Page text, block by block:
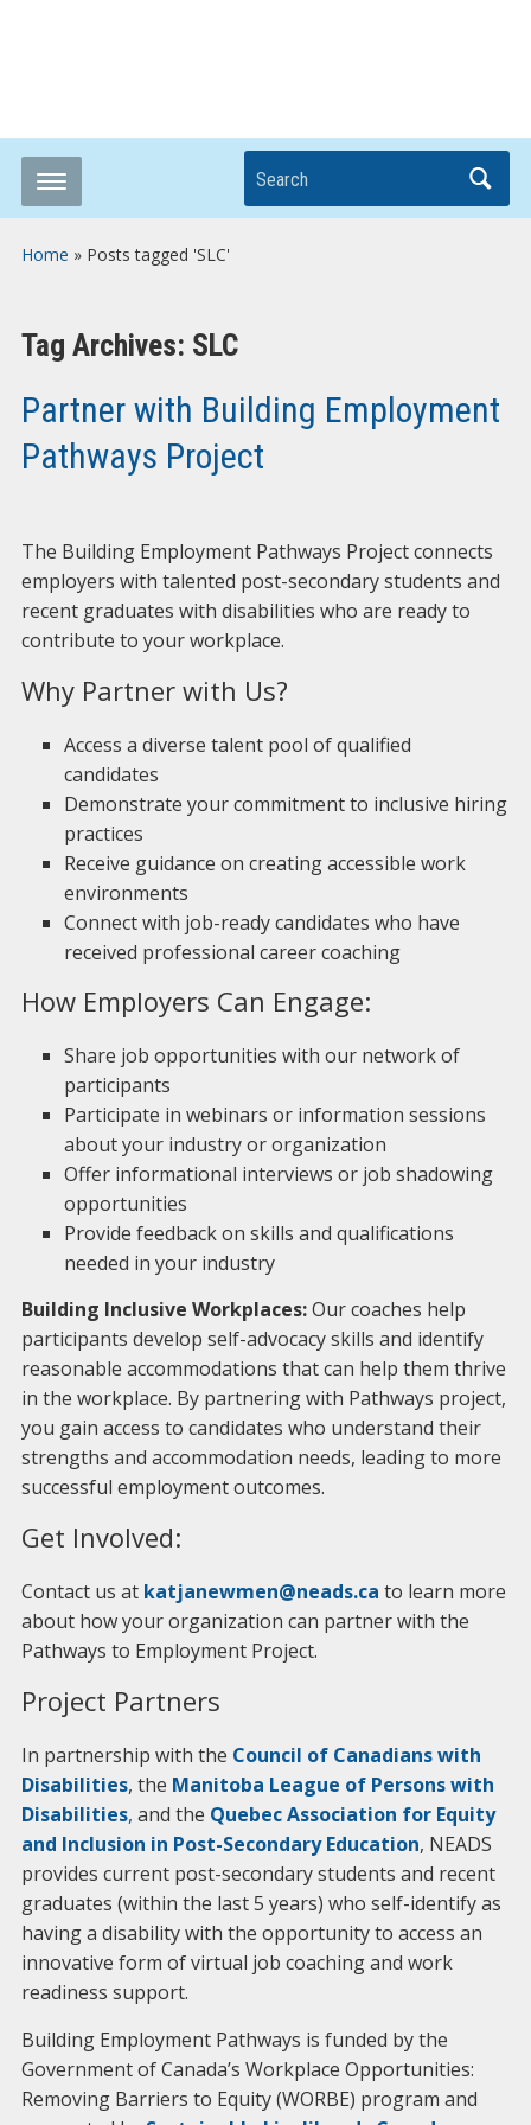
Search
Home » Posts tagged 'SLC'
Tag Archives: SLC
Partner with Building Employment
Pathways Project
The Building Employment Pathways Project connects
employers with talented post-secondary students and
recent graduates with disabilities who are ready to
contribute to your workplace.
Why Partner with Us?
Access a diverse talent pool of qualified
candidates
Demonstrate your commitment to inclusive hiring
practices
Receive guidance on creating accessible work
environments
Connect with job-ready candidates who have
received professional career coaching
How Employers Can Engage:
Share job opportunities with our network of
participants
Participate in webinars or information sessions
about your industry or organization
Offer informational interviews or job shadowing
opportunities
Provide feedback on skills and qualifications
needed in your industry
Building Inclusive Workplaces:Our coaches help
participants develop self-advocacy skills and identify
reasonable accommodations that can help them thrive
in the workplace. By partnering with Pathways project,
you gain access to candidates who understand their
strengths and accommodation needs, leading to more
successful employment outcomes.
Get Involved:
Contact us at katjanewmen@neads.ca to learn more
about how your organization can partner with the
Pathways to Employment Project.
Project Partners
In partnership with the Council of Canadians with
Disabilities, the Manitoba League of Persons with
Disabilities, and the Quebec Association for Equity
and Inclusion in Post-Secondary Education, NEADS
provides current post-secondary students and recent
graduates (within the last 5 years) who self-identify as
having a disability with the opportunity to access an
innovative form of virtual job coaching and work
readiness support.
Building Employment Pathways is funded by the
Government of Canada’s Workplace Opportunities:
Removing Barriers to Equity (WORBE) program and